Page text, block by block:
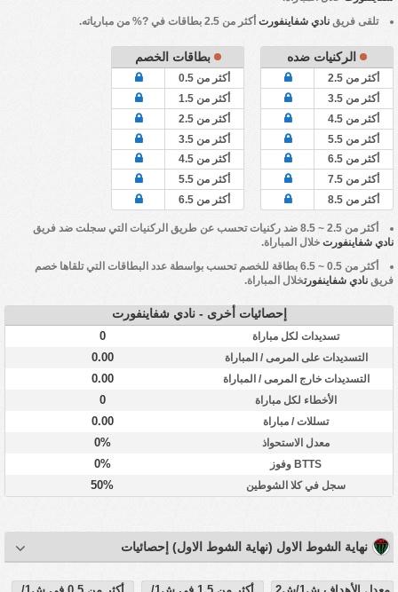
تلقى فريق نادي شفاينفورتأكثر من 2.5 بطاقات في ?% من مبارياته.
الركنيات ضده
أكثر من 2.5
أكثر من 3.5
أكثر من 4.5
أكثر من 5.5
أكثر من 6.5
أكثر من 7.5
أكثر من 8.5
بطاقات الخصم
أكثر من 0.5
أكثر من 1.5
أكثر من 2.5
أكثر من 3.5
أكثر من 4.5
أكثر من 5.5
أكثر من 6.5
أكثر من 2.5 ~ 8.5 ضد ركنيات تحسب عن طريق الركنيات التي سجلت ضد فريق
نادي شفاينفورت خلال المباراة.
أكثر من 0.5 ~ 6.5 بطاقة للخصم تحسب بواسطة عدد البطاقات التي تلقاها خصم
فريق نادي شفاينفورتخلال المباراة.
إحصائيات أخرى - نادي شفاينفورت
تسديدات لكل مباراة 0
التسديدات على المرمى / المباراة 0.00
التسديدات خارج المرمى / المباراة 0.00
الأخطاء لكل مباراة 0
تسللات / مباراة 0.00
معدل الاستحواذ 0%
BTTS وفوز 0%
سجل في كلا الشوطين 50%
نهاية الشوط الاول (نهاية الشوط الاول) إحصائيات